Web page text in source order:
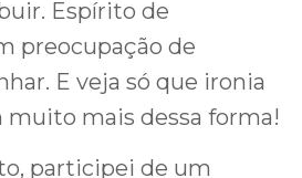
Espírito de
preocupação de
E veja só que ironia
muito mais dessa forma!
participei de um